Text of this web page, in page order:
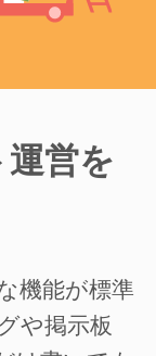
営を
機能が標準
や掲示板